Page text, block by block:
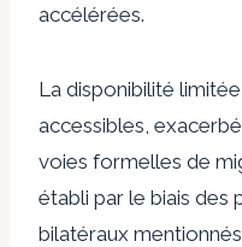
accélérées.
La disponibilité
accessibles,
voies formelles de
établi par le biais
bilatéraux